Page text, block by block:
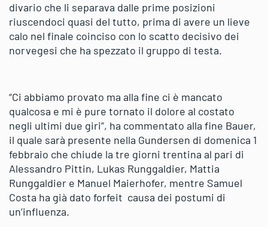
divario che li separava dalle prime posizioni
riuscendoci quasi del tutto, prima di avere un lieve
calo nel finale coinciso con lo scatto decisivo dei
norvegesi che ha spezzato il gruppo di testa.
“Ci abbiamo provato ma alla fine ci è mancato
qualcosa e mi è pure tornato il dolore al costato
negli ultimi due giri”, ha commentato alla fine Bauer,
il quale sarà presente nella Gundersen di domenica 1
febbraio che chiude la tre giorni trentina al pari di
Alessandro Pittin, Lukas Runggaldier, Mattia
Runggaldier e Manuel Maierhofer, mentre Samuel
Costa ha già dato forfeit causa dei postumi di
un’influenza.